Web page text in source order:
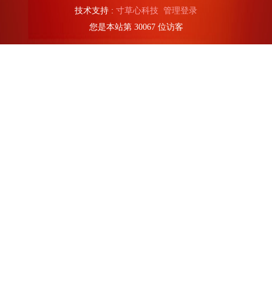
技术支持 : 寸草心科技 管理登录
您是本站第 30067 位访客